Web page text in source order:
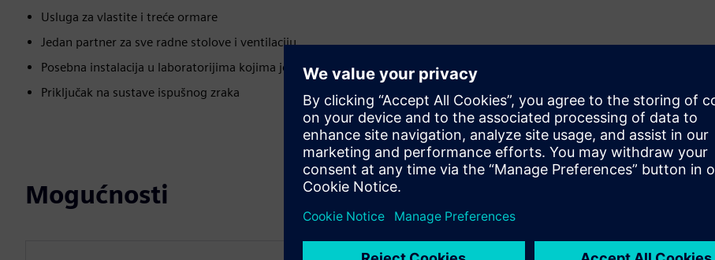
Usluga za vlastite i treće ormare
Jedan partner za sve radne stolove i ventilaciju
Posebna instalacija u laboratorijima kojima je teško pristupiti
Priključak na sustave ispušnog zraka
Mogućnosti